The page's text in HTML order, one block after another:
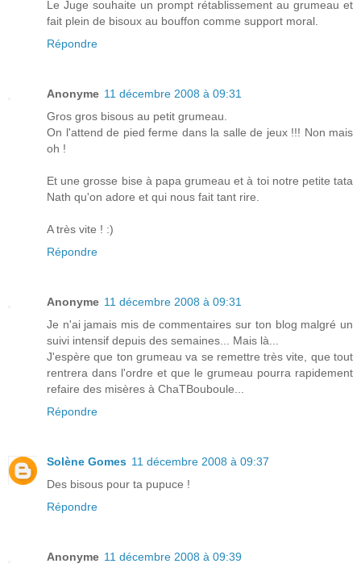
Le Juge souhaite un prompt rétablissement au grumeau et
fait plein de bisoux au bouffon comme support moral.
Répondre
Anonyme 11 décembre 2008 à 09:31
Gros gros bisous au petit grumeau.
On l'attend de pied ferme dans la salle de jeux !!! Non mais
oh !
Et une grosse bise à papa grumeau et à toi notre petite tata
Nath qu'on adore et qui nous fait tant rire.
A très vite ! :)
Répondre
Anonyme 11 décembre 2008 à 09:31
Je n'ai jamais mis de commentaires sur ton blog malgré un
suivi intensif depuis des semaines... Mais là...
J'espère que ton grumeau va se remettre très vite, que tout
rentrera dans l'ordre et que le grumeau pourra rapidement
refaire des misères à ChaTBouboule...
Répondre
Solène Gomes 11 décembre 2008 à 09:37
Des bisous pour ta pupuce !
Répondre
Anonyme 11 décembre 2008 à 09:39